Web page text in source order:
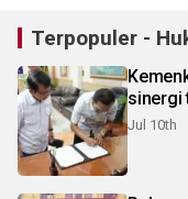
Terpopuler -
sinergi
Jul 10th